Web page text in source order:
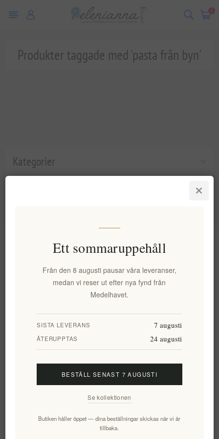
0
Kategorier
Produkter taggade med 'pasta från byn'
Mitt konto
Prenumerera Avsluta bevakning
Ett sommaruppehåll
Från den 8 augusti pausar våra leveranser,
medan vi reser ut efter nya fynd från
Medelhavet.
SISTA LEVERANS 7 augusti
ÅTERUPPTAS 24 augusti
BESTÄLL SENAST 7 AUGUSTI
Se kollektionen
Butiken håller öppet — dina beställningar skickas när vi är
tillbaka.